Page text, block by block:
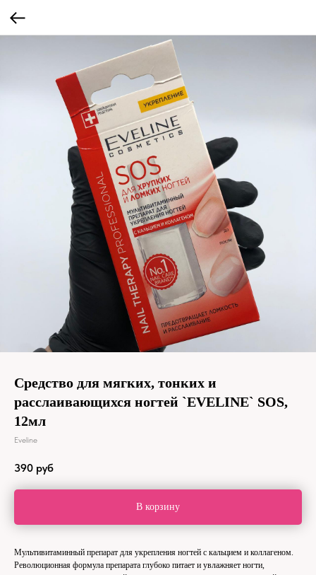
Средство для мягких, тонких и
расслаивающихся ногтей `EVELINE` SOS,
12мл
Eveline
390 руб
В корзину
Мультивитаминный препарат для укрепления ногтей с кальцием и коллагеном.
Революционная формула препарата глубоко питает и увлажняет ногти,